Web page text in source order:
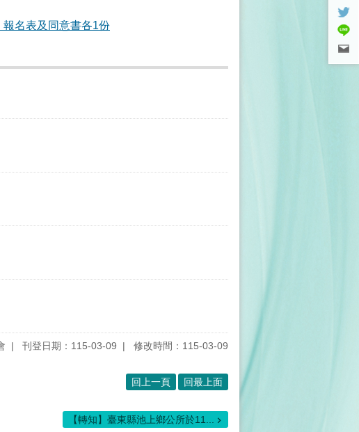
名表及同意書各1份
刊登日期：115-03-09 修改時間：115-03-09
回上一頁 回最上面
【轉知】臺東縣池上鄉公所於11...